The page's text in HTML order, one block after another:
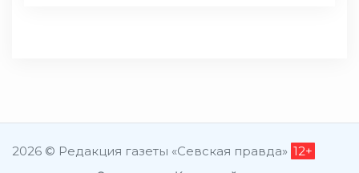
2026 © Редакция газеты «Севская правда» 12+